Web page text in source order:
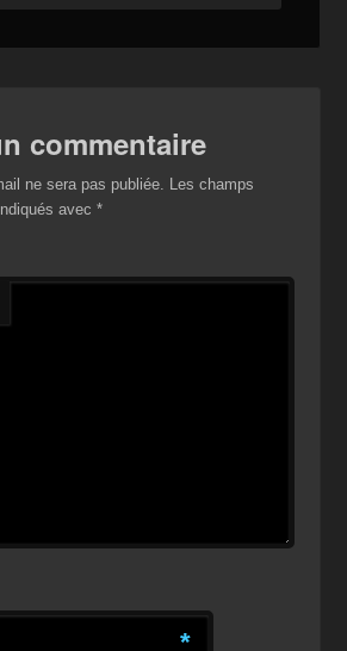
commentaire
ne sera pas publiée.
Les champs
avec*
*